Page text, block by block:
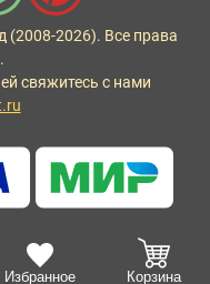
Избранное Корзина
(2008-2026). Все права
свяжитесь с нами